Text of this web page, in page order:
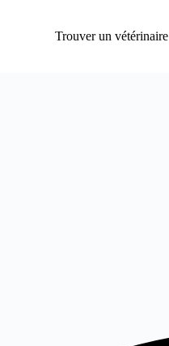
Trouver un vétérinaire